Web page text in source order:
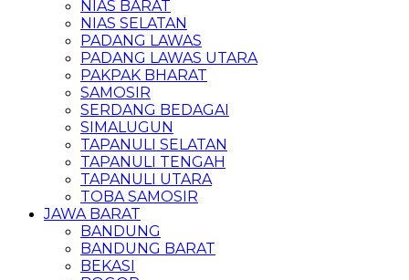
NIAS BARAT
NIAS SELATAN
PADANG LAWAS
PADANG LAWAS UTARA
PAKPAK BHARAT
SAMOSIR
SERDANG BEDAGAI
SIMALUGUN
TAPANULI SELATAN
TAPANULI TENGAH
TAPANULI UTARA
TOBA SAMOSIR
JAWA BARAT
BANDUNG
BANDUNG BARAT
BEKASI